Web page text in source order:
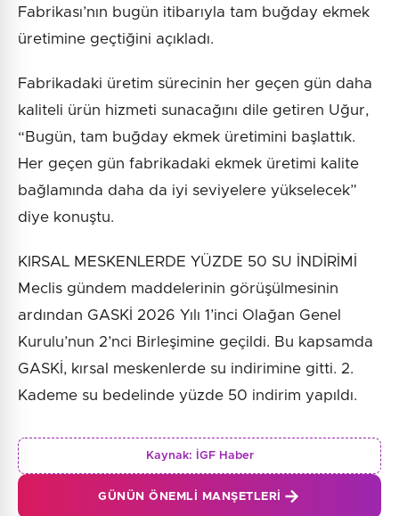
Fabrikası’nın bugün itibarıyla tam buğday ekmek
üretimine geçtiğini açıkladı.
Fabrikadaki üretim sürecinin her geçen gün daha
kaliteli ürün hizmeti sunacağını dile getiren Uğur,
“Bugün, tam buğday ekmek üretimini başlattık.
Her geçen gün fabrikadaki ekmek üretimi kalite
bağlamında daha da iyi seviyelere yükselecek”
diye konuştu.
KIRSAL MESKENLERDE YÜZDE 50 SU İNDİRİMİ
Meclis gündem maddelerinin görüşülmesinin
ardından GASKİ 2026 Yılı 1’inci Olağan Genel
Kurulu’nun 2’nci Birleşimine geçildi. Bu kapsamda
GASKİ, kırsal meskenlerde su indirimine gitti. 2.
Kademe su bedelinde yüzde 50 indirim yapıldı.
Kaynak: İGF Haber
GÜNÜN ÖNEMLI MANŞETLERI